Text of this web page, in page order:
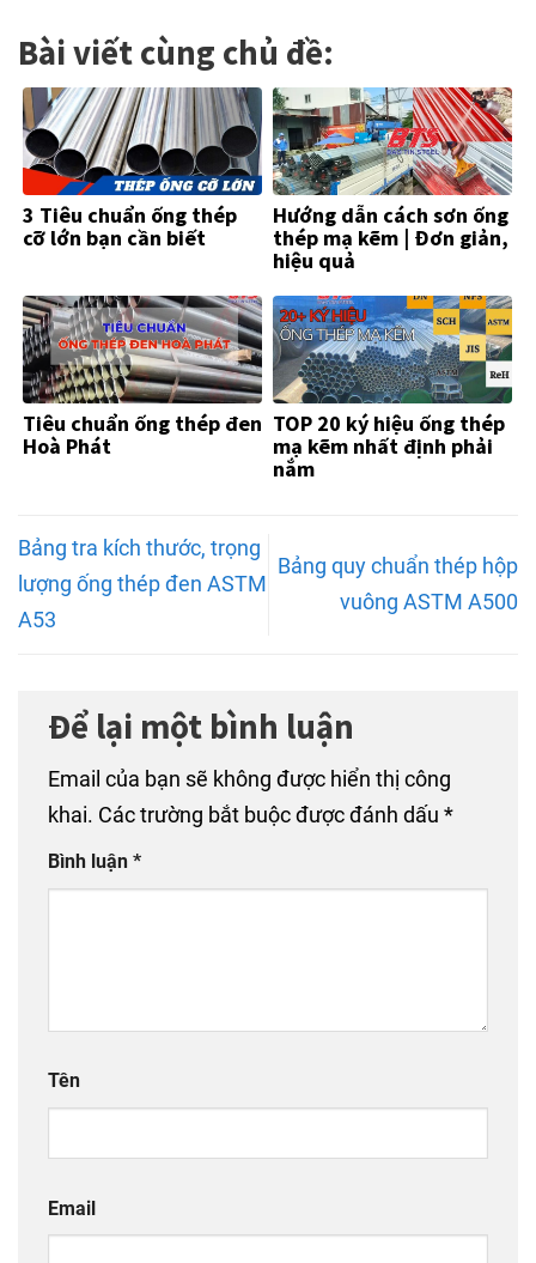
Bài viết cùng chủ đề:
3 Tiêu chuẩn ống thép
cỡ lớn bạn cần biết
Hướng dẫn cách sơn ống
thép mạ kẽm | Đơn giản,
hiệu quả
Tiêu chuẩn ống thép đen
Hoà Phát
TOP 20 ký hiệu ống thép
mạ kẽm nhất định phải
nắm
Bảng tra kích thước, trọng
lượng ống thép đen ASTM
A53
Bảng quy chuẩn thép hộp
vuông ASTM A500
Để lại một bình luận
Email của bạn sẽ không được hiển thị công
khai. Các trường bắt buộc được đánh dấu *
Bình luận *
Tên
Email